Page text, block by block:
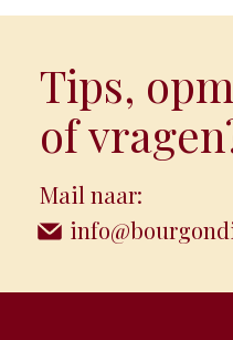
Tips,
of
Mail naar: